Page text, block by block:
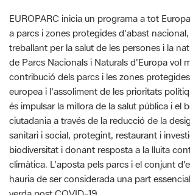
de Parcs Nacionals i Naturals d'Europa vol
contribució dels parcs i les zones protegides
europea i l'assoliment de les prioritats
és impulsar la millora de la salut pública i el
ciutadania a través de la reducció de la
sanitari i social, protegint, restaurant i
biodiversitat i donant resposta a la lluita
climàtica. L'aposta pels parcs i el conjunt
hauria de ser considerada una part essencial
verda post COVID-19.
Per aconseguir aquests objectius, es
major en parcs i àrees protegides d'Europa,